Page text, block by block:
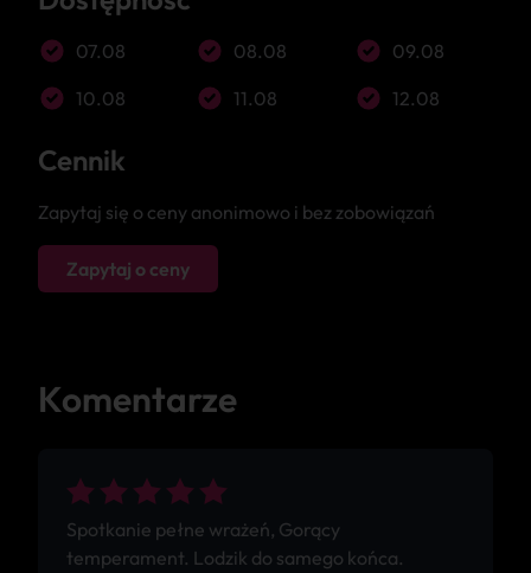
07.08 08.08
09.08
10.08
11.08 12.08
Cennik
Zapytaj się o ceny anonimowo i bez zobowiązań
Zapytaj o ceny
Komentarze
Spotkanie pełne wrażeń, Gorący
temperament. Lodzik do samego końca.